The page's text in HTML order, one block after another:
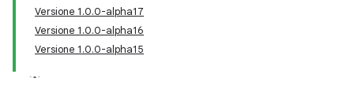
Versione 1.0.0-alpha17
Versione 1.0.0-alpha16
Versione 1.0.0-alpha15